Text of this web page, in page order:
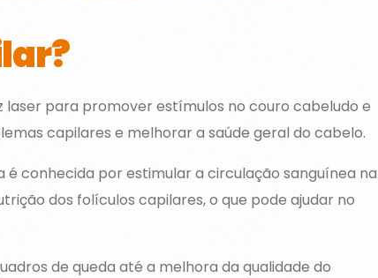
laser para promover estímulos no couro cabeludo e
capilares e melhorar a saúde geral do cabelo.
conhecida por estimular a circulação sanguínea na
dos folículos capilares, o que pode ajudar no
de queda até a melhora da qualidade do